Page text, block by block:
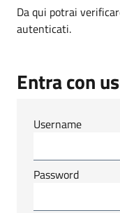
Da qui potrai
autenticati.
Entra con
Username
Password